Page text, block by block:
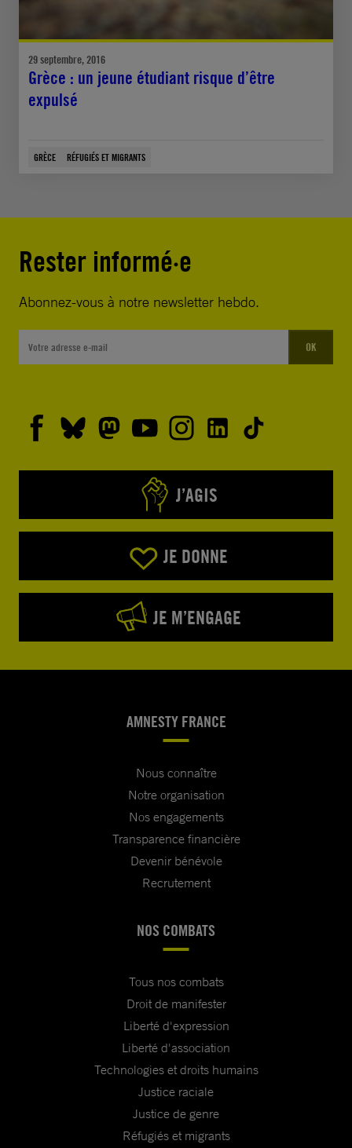
29 septembre, 2016
Grèce : un jeune étudiant risque d’être
expulsé
GRÈCE RÉFUGIÉS ET MIGRANTS
Rester informé·e
Abonnez-vous à notre newsletter hebdo.
OK
J’AGIS
JE DONNE
JE M’ENGAGE
AMNESTY FRANCE
Nous connaître
Notre organisation
Nos engagements
Transparence financière
Devenir bénévole
Recrutement
NOS COMBATS
Tous nos combats
Droit de manifester
Liberté d'expression
Liberté d'association
Technologies et droits humains
Justice raciale
Justice de genre
Réfugiés et migrants